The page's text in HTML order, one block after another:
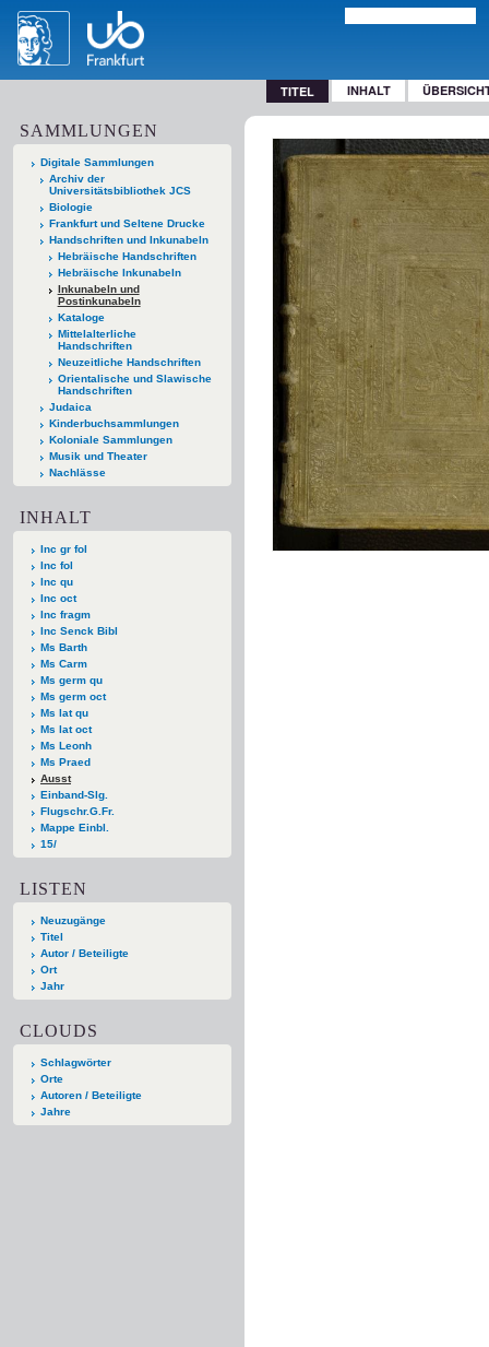
TITEL INHALT
SAMMLUNGEN
Digitale Sammlungen
Archiv der
Universitätsbibliothek JCS
Biologie
Frankfurt und Seltene Drucke
Handschriften und Inkunabeln
Hebräische Handschriften
Hebräische Inkunabeln
Inkunabeln und
Postinkunabeln
Kataloge
Mittelalterliche
Handschriften
Neuzeitliche Handschriften
Orientalische und Slawische
Handschriften
Judaica
Kinderbuchsammlungen
Koloniale Sammlungen
Musik und Theater
Nachlässe
INHALT
Inc gr fol
Inc fol
Inc qu
Inc oct
Inc fragm
Inc Senck Bibl
Ms Barth
Ms Carm
Ms germ qu
Ms germ oct
Ms lat qu
Ms lat oct
Ms Leonh
Ms Praed
Ausst
Einband-Slg.
Flugschr.G.Fr.
Mappe Einbl.
15/
LISTEN
Neuzugänge
Titel
Autor / Beteiligte
Ort
Jahr
CLOUDS
Schlagwörter
Orte
Autoren / Beteiligte
Jahre